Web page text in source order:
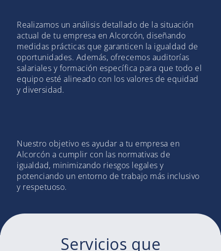
Realizamos un análisis detallado de la situación
actual de tu empresa en Alcorcón, diseñando
medidas prácticas que garanticen la igualdad de
oportunidades. Además, ofrecemos auditorías
salariales y formación específica para que todo el
equipo esté alineado con los valores de equidad
y diversidad.
Nuestro objetivo es ayudar a tu empresa en
Alcorcón a cumplir con las normativas de
igualdad, minimizando riesgos legales y
potenciando un entorno de trabajo más inclusivo
y respetuoso.
Servicios que